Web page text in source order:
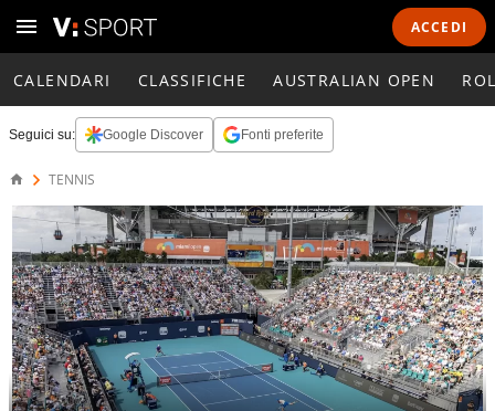
ACCEDI
CALENDARI CLASSIFICHE AUSTRALIAN OPEN
Seguici su: Google Discover Fonti preferite
TENNIS